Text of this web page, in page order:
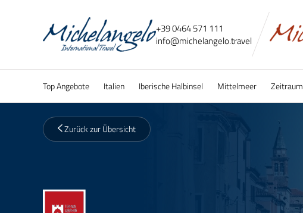
+39 0464 571 111
info@michelangelo.travel
Top Angebote Italien Iberische Halbinsel Mittelmeer Zeitraum
Zurück zur Übersicht